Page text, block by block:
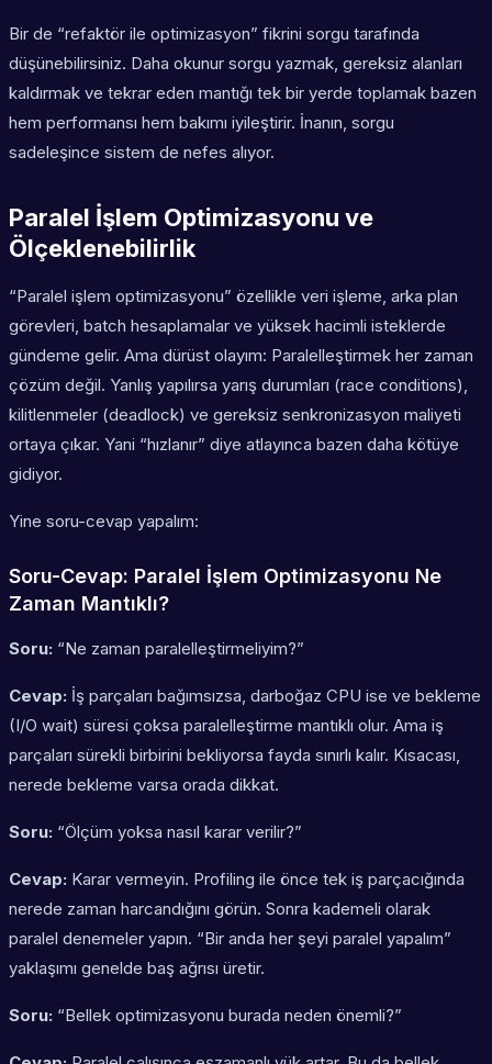
Bir de “refaktör ile optimizasyon” fikrini sorgu tarafında
düşünebilirsiniz. Daha okunur sorgu yazmak, gereksiz alanları
kaldırmak ve tekrar eden mantığı tek bir yerde toplamak bazen
hem performansı hem bakımı iyileştirir. İnanın, sorgu
sadeleşince sistem de nefes alıyor.
Paralel İşlem Optimizasyonu ve
Ölçeklenebilirlik
“Paralel işlem optimizasyonu” özellikle veri işleme, arka plan
görevleri, batch hesaplamalar ve yüksek hacimli isteklerde
gündeme gelir. Ama dürüst olayım: Paralelleştirmek her zaman
çözüm değil. Yanlış yapılırsa yarış durumları (race conditions),
kilitlenmeler (deadlock) ve gereksiz senkronizasyon maliyeti
ortaya çıkar. Yani “hızlanır” diye atlayınca bazen daha kötüye
gidiyor.
Yine soru-cevap yapalım:
Soru-Cevap: Paralel İşlem Optimizasyonu Ne
Zaman Mantıklı?
Soru: “Ne zaman paralelleştirmeliyim?”
Cevap: İş parçaları bağımsızsa, darboğaz CPU ise ve bekleme
(I/O wait) süresi çoksa paralelleştirme mantıklı olur. Ama iş
parçaları sürekli birbirini bekliyorsa fayda sınırlı kalır. Kısacası,
nerede bekleme varsa orada dikkat.
Soru: “Ölçüm yoksa nasıl karar verilir?”
Cevap: Karar vermeyin. Profiling ile önce tek iş parçacığında
nerede zaman harcandığını görün. Sonra kademeli olarak
paralel denemeler yapın. “Bir anda her şeyi paralel yapalım”
yaklaşımı genelde baş ağrısı üretir.
Soru: “Bellek optimizasyonu burada neden önemli?”